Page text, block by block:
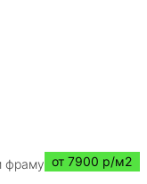
от 7900 р/м2